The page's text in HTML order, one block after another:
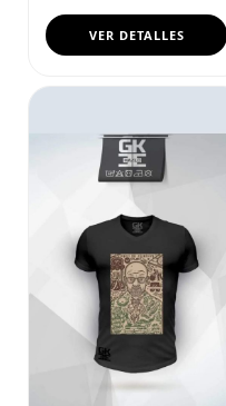
VER DETALLES